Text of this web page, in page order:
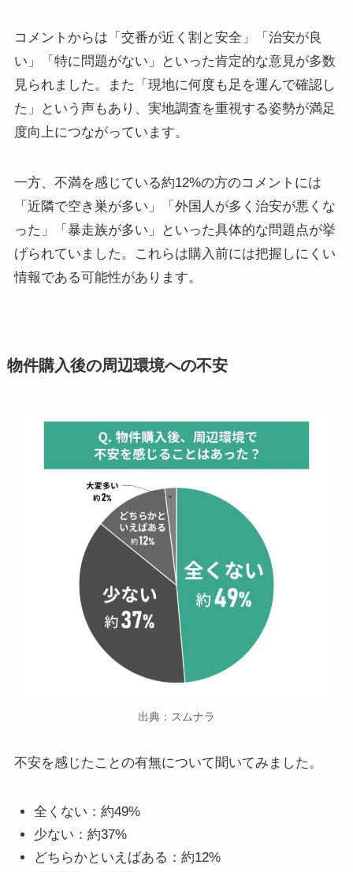
コメントからは「交番が近く割と安全」「治安が良
い」「特に問題がない」といった肯定的な意見が多数
見られました。また「現地に何度も足を運んで確認し
た」という声もあり、実地調査を重視する姿勢が満足
度向上につながっています。
一方、不満を感じている約12%の方のコメントには
「近隣で空き巣が多い」「外国人が多く治安が悪くな
った」「暴走族が多い」といった具体的な問題点が挙
げられていました。これらは購入前には把握しにくい
情報である可能性があります。
物件購入後の周辺環境への不安
出典：スムナラ
不安を感じたことの有無について聞いてみました。
全くない：約49%
少ない：約37%
どちらかといえばある：約12%